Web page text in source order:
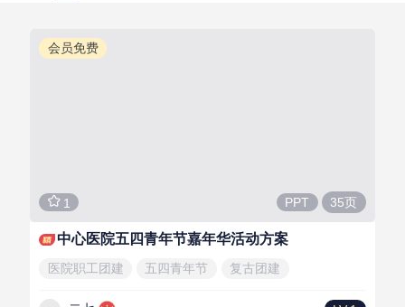
会员免费
1 PPT 35页
中心医院五四青年节嘉年华活动方案
医院职工团建 五四青年节 复古团建